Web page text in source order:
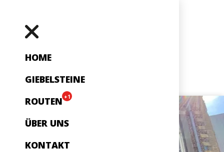
HOME
GIEBELSTEINE
ROUTEN +1
ÜBER UNS
KONTAKT